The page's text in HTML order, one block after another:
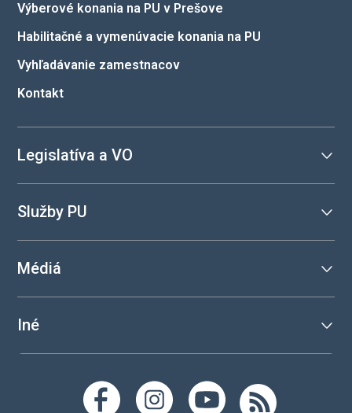
Výberové konania na PU v Prešove
Habilitačné a vymenúvacie konania na PU
Vyhľadávanie zamestnacov
Kontakt
Legislatíva a VO
Služby PU
Médiá
Iné